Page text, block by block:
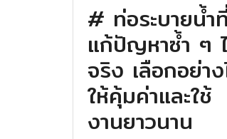
# ท่อระบายน้ำ
แก้ปัญหาซ้ำ ๆ
จริง เลือกอย่าง
ให้คุ้มค่าและใช้
งานยาวนาน